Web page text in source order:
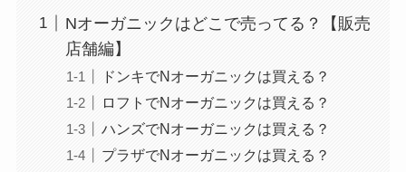
Nオーガニックはどこで売ってる？【販売
店舗編】
ドンキでNオーガニックは買える？
ロフトでNオーガニックは買える？
ハンズでNオーガニックは買える？
プラザでNオーガニックは買える？